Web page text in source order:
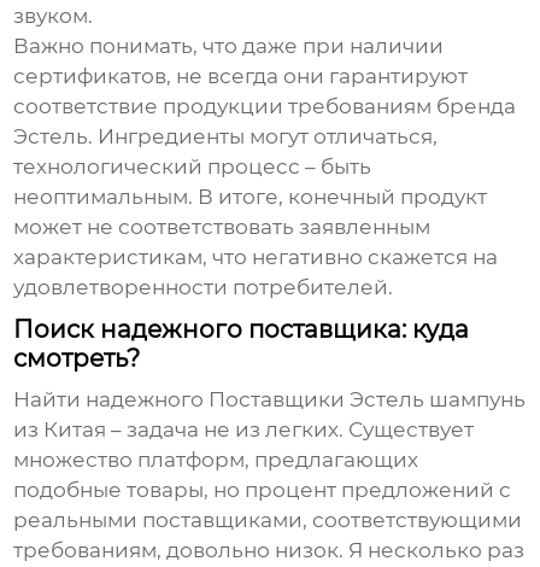
звуком.
Важно понимать, что даже при наличии
сертификатов, не всегда они гарантируют
соответствие продукции требованиям бренда
Эстель. Ингредиенты могут отличаться,
технологический процесс – быть
неоптимальным. В итоге, конечный продукт
может не соответствовать заявленным
характеристикам, что негативно скажется на
удовлетворенности потребителей.
Поиск надежного поставщика: куда
смотреть?
Найти надежного Поставщики Эстель шампунь
из Китая – задача не из легких. Существует
множество платформ, предлагающих
подобные товары, но процент предложений с
реальными поставщиками, соответствующими
требованиям, довольно низок. Я несколько раз